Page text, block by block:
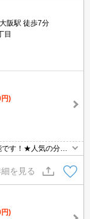
阪駅 徒歩7分
目
円)
す！★人気の分譲
レジット決済可能
江坂店、四ツ橋店
ベテランスタッフ
来店不要でご契約
を見る
円)